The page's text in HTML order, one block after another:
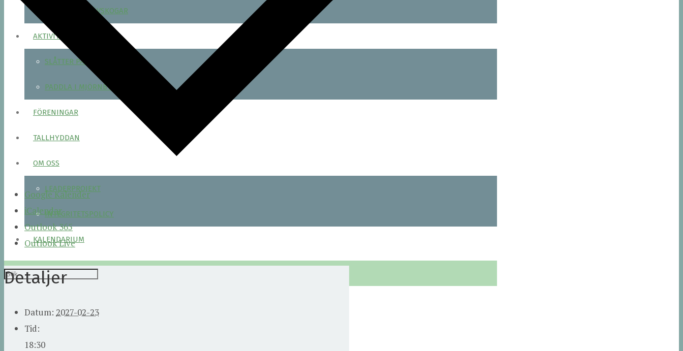
NÄTVERK AV LÖVSKOGAR
AKTIVITETER
SLÅTTER PÅ ÄNGAR
PADDLA I MJÖRNBYGDEN
FÖRENINGAR
TALLHYDDAN
OM OSS
LEADERPROJEKT
INTEGRITETSPOLICY
KALENDARIUM
Google Kalender
iCalendar
Outlook 365
Outlook Live
Detaljer
Datum: 2027-02-23
Tid:
18:30